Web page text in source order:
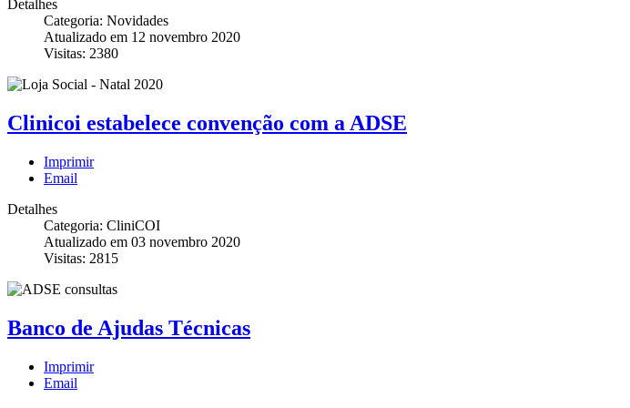
Detalhes
Categoria: Novidades
Atualizado em 12 novembro 2020
Visitas: 2380
Clinicoi estabelece convenção com a ADSE
Imprimir
Email
Detalhes
Categoria: CliniCOI
Atualizado em 03 novembro 2020
Visitas: 2815
Banco de Ajudas Técnicas
Imprimir
Email